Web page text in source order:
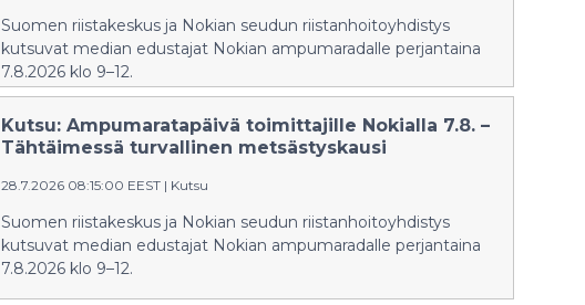
Suomen riistakeskus ja Nokian seudun riistanhoitoyhdistys
kutsuvat median edustajat Nokian ampumaradalle perjantaina
7.8.2026 klo 9–12.
Kutsu: Ampumaratapäivä toimittajille Nokialla 7.8. –
Tähtäimessä turvallinen metsästyskausi
28.7.2026 08:15:00 EEST | Kutsu
Suomen riistakeskus ja Nokian seudun riistanhoitoyhdistys
kutsuvat median edustajat Nokian ampumaradalle perjantaina
7.8.2026 klo 9–12.